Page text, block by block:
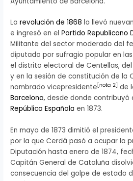
Larevolución de 1868 lo llevó
e ingresó en elPartido Republicano
Militante del sector moderado del
diputado por sufragio popular en las
el distrito electoral de Centellas,
y en la sesión de constitución de la
nombrado vicepresidente nota 2 de
Barcelona, desde donde
República Española en 1873.
En mayo de 1873 dimitió el
por la que Cerdá pasó a ocupar la
Diputación hasta enero de 1874,
Capitán General de Cataluña
consecuencia del golpe de estado